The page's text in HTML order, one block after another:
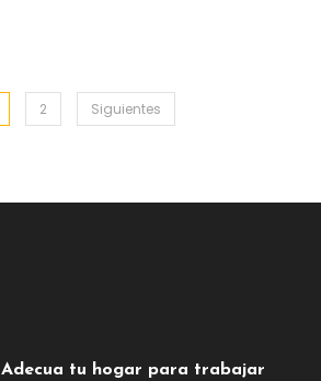
2 Siguientes
Adecua tu hogar para trabajar